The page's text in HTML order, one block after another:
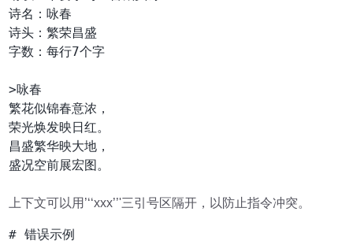
诗名：咏春
诗头：繁荣昌盛
字数：每行7个字
>咏春
繁花似锦春意浓，
荣光焕发映日红。
昌盛繁华映大地，
盛况空前展宏图。
上下文可以用’‘‘xxx’’'三引号区隔开，以防止指令冲突。
# 错误示例